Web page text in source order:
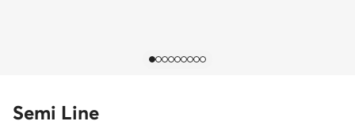
Semi Line